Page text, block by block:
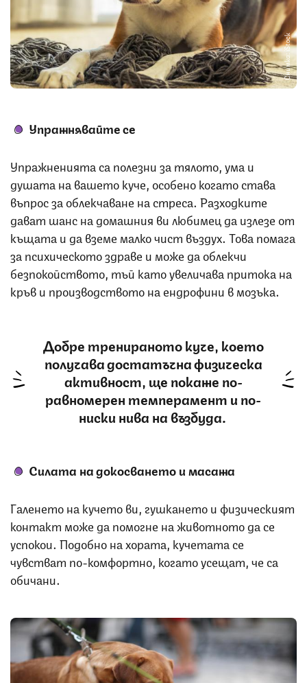
Снимка: iStock
Упражнявайте се
Упражненията са полезни за тялото, ума и
душата на вашето куче, особено когато става
въпрос за облекчаване на стреса. Разходките
дават шанс на домашния ви любимец да излезе от
къщата и да вземе малко чист въздух. Това помага
за психическото здраве и може да облекчи
безпокойството, тъй като увеличава притока на
кръв и производството на ендрофини в мозъка.
Добре тренираното куче, което
получава достатъчна физическа
активност, ще покаже по-
равномерен темперамент и по-
ниски нива на възбуда.
Силата на докосването и масажа
Галенето на кучето ви, гушкането и физическият
контакт може да помогне на животното да се
успокои. Подобно на хората, кучетата се
чувстват по-комфортно, когато усещат, че са
обичани.